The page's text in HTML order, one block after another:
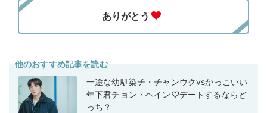
他のおすすめ記事を読む
一途な幼馴染チ・チャンウクvsかっこいい
年下君チョン・ヘイン♡デートするならど
っち？